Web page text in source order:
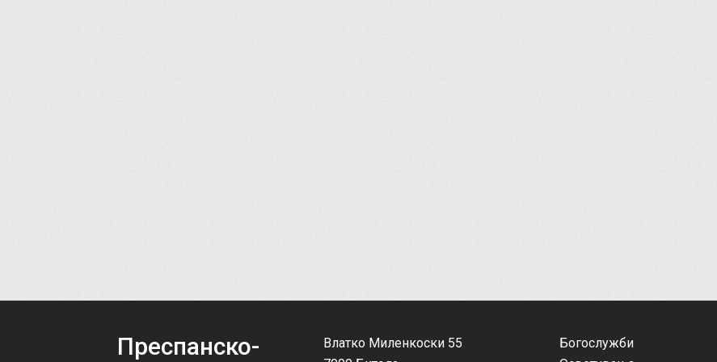
Преспанско-
Влатко Миленкоски 55
Богослужби